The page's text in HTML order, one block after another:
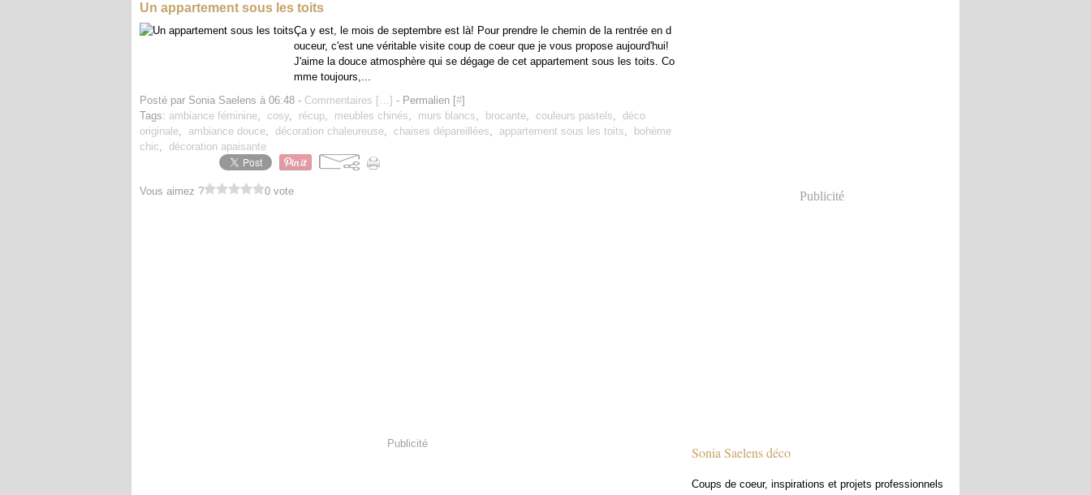
Un appartement sous les toits
Ça y est, le mois de septembre est là! Pour prendre le chemin de la rentrée en d
ouceur, c'est une véritable visite coup de coeur que je vous propose aujourd'hui!
J'aime la douce atmosphère qui se dégage de cet appartement sous les toits. Co
mme toujours,...
Posté par Sonia Saelens à 06:48 - Commentaires […] - Permalien [#]
Tags: ambiance féminine, cosy, récup, meubles chinés, murs blancs, brocante, couleurs pastels, déco
originale, ambiance douce, décoration chaleureuse, chaises dépareillées, appartement sous les toits,
bohème
chic, décoration apaisante
Vous aimez ? 0 vote
Publicité
Publicité
Sonia Saelens déco
Coups de coeur, inspirations et projets professionnels